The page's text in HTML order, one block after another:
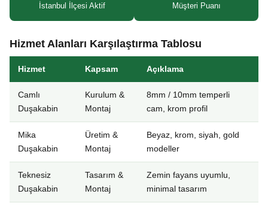
İstanbul İlçesi Aktif Müşteri Puanı
Hizmet Alanları Karşılaştırma Tablosu
Hizmet Kapsam Açıklama
Camlı
Duşakabin
Kurulum &
Montaj
8mm / 10mm temperli
cam, krom profil
Mika
Duşakabin
Üretim &
Montaj
Beyaz, krom, siyah, gold
modeller
Teknesiz
Duşakabin
Tasarım &
Montaj
Zemin fayans uyumlu,
minimal tasarım